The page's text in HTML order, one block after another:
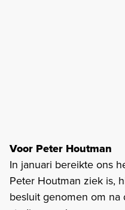
Voor Peter Houtman
In januari bereikte ons
Peter Houtman ziek is,
besluit genomen om